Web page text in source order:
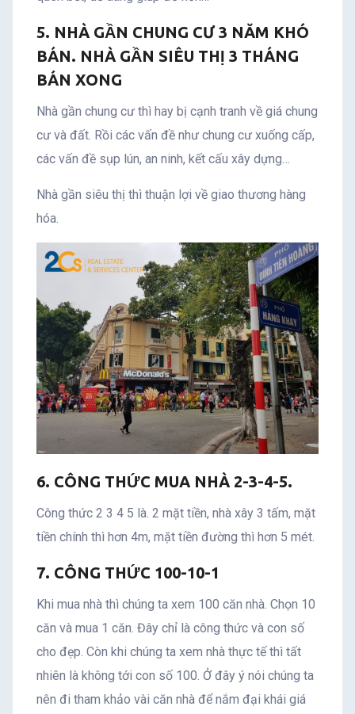
5. NHÀ GẦN CHUNG CƯ 3 NĂM KHÓ
BÁN. NHÀ GẦN SIÊU THỊ 3 THÁNG
BÁN XONG
Nhà gần chung cư thì hay bị cạnh tranh về giá chung
cư và đất. Rồi các vấn đề như chung cư xuống cấp,
các vấn đề sụp lún, an ninh, kết cấu xây dựng…
Nhà gần siêu thị thì thuận lợi về giao thương hàng
hóa.
6. CÔNG THỨC MUA NHÀ 2-3-4-5.
Công thức 2 3 4 5 là. 2 mặt tiền, nhà xây 3 tấm, mặt
tiền chính thì hơn 4m, mặt tiền đường thì hơn 5 mét.
7. CÔNG THỨC 100-10-1
Khi mua nhà thì chúng ta xem 100 căn nhà. Chọn 10
căn và mua 1 căn. Đây chỉ là công thức và con số
cho đẹp. Còn khi chúng ta xem nhà thực tế thì tất
nhiên là không tới con số 100. Ở đây ý nói chúng ta
nên đi tham khảo vài căn nhà để nắm đại khái giá